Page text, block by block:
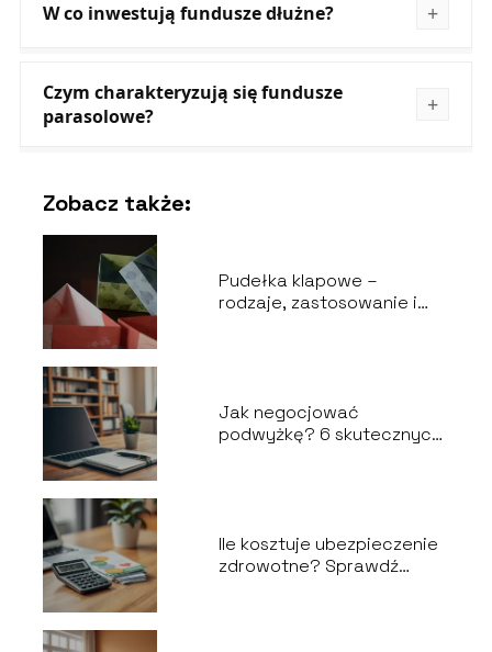
W co inwestują fundusze dłużne?
Czym charakteryzują się fundusze
parasolowe?
Zobacz także:
Pudełka klapowe –
rodzaje, zastosowanie i
Jak negocjować
podwyżkę? 6 skutecznych
Ile kosztuje ubezpieczenie
zdrowotne? Sprawdź